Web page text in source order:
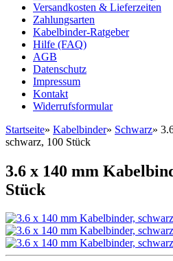
Versandkosten & Lieferzeiten
Zahlungsarten
Kabelbinder-Ratgeber
Hilfe (FAQ)
AGB
Datenschutz
Impressum
Kontakt
Widerrufsformular
Startseite» Kabelbinder» Schwarz»
schwarz, 100 Stück
3.6 x 140 mm
Stück